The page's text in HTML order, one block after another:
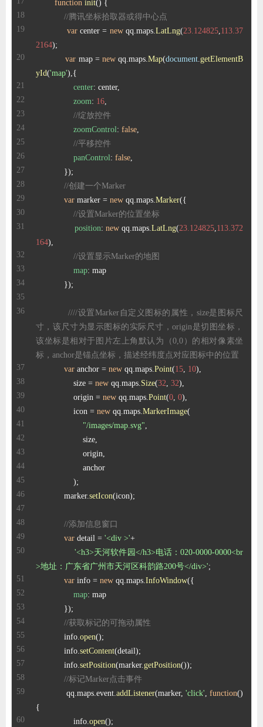
function init(
//腾讯坐标拾取器或得中心点
var center = new qq.maps .LatLng(23.124825 113.37
2164
var map = new qq.maps .Map(document .getElementB
yId('map'
center
zoom: 16
//绽放控件
zoomControl: false
//平移控件
panControl: false
//创建一个Marker
var marker = new qq. maps. Marker
//设置Marker的位置坐标
position: new qq.maps .LatLng(23.124825 113.372
164
//设置显示Marker的地图
map
: map
////设置Marker自定义图标的属性，size是图标尺
寸，该尺寸为显示图标的实际尺寸，origin是切图坐标，
该坐标是相对于图片左上角默认为（0,0）的相对像素坐
标，anchor是锚点坐标，描述经纬度点对应图标中的位置
var anchor = new qq. maps. Point(15, 10
                size =
new qq. maps. Size(32 32
                origin =
new qq. maps. Point(0, 0
                icon =
new qq. maps. MarkerImage (
"/images/map.svg"
                    anchor
            marker.
setIcon
//添加信息窗口
var detail = '<div >' +
'<h3>天河软件园</h3>电话：020-0000-0000<br
>地址：广东省广州市天河区科韵路200号</div>'
var info = new qq. maps. InfoWindow
map
: map
//获取标记的可拖动属性
            info.
open
            info.
setContent
            info.
setPosition(marker. getPosition
//标记Marker点击事件
            qq.
maps. event. addListener(marker, 'click' , function()
                info.
open